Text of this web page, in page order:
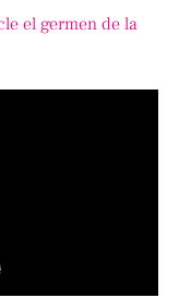
el germen de la